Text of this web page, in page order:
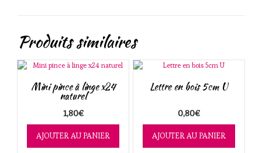
Produits similaires
Mini pince à linge x24
naturel
1,80€
AJOUTER AU PANIER
Lettre en bois 5cm U
0,80€
AJOUTER AU PANIER